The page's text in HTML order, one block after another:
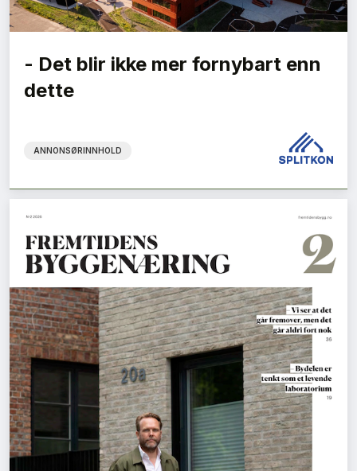
- Det blir ikke mer fornybart enn
dette
ANNONSØRINNHOLD